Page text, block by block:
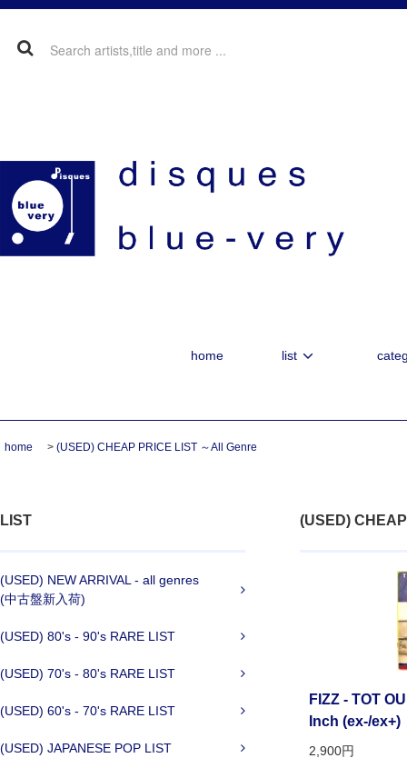
home list
home > (USED) CHEAP PRICE LIST ～All Genre
LIST
(USED) NEW ARRIVAL - all genres
(中古盤新入荷)
(USED) 80's - 90's RARE LIST
(USED) 70's - 80's RARE LIST
(USED) 60's - 70's RARE LIST
(USED) JAPANESE POP LIST
(USED)
FIZZ - TOT
Inch (ex-/ex+)
2,900円